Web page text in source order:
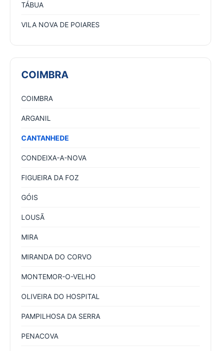
TÁBUA
VILA NOVA DE POIARES
COIMBRA
COIMBRA
ARGANIL
CANTANHEDE
CONDEIXA-A-NOVA
FIGUEIRA DA FOZ
GÓIS
LOUSÃ
MIRA
MIRANDA DO CORVO
MONTEMOR-O-VELHO
OLIVEIRA DO HOSPITAL
PAMPILHOSA DA SERRA
PENACOVA